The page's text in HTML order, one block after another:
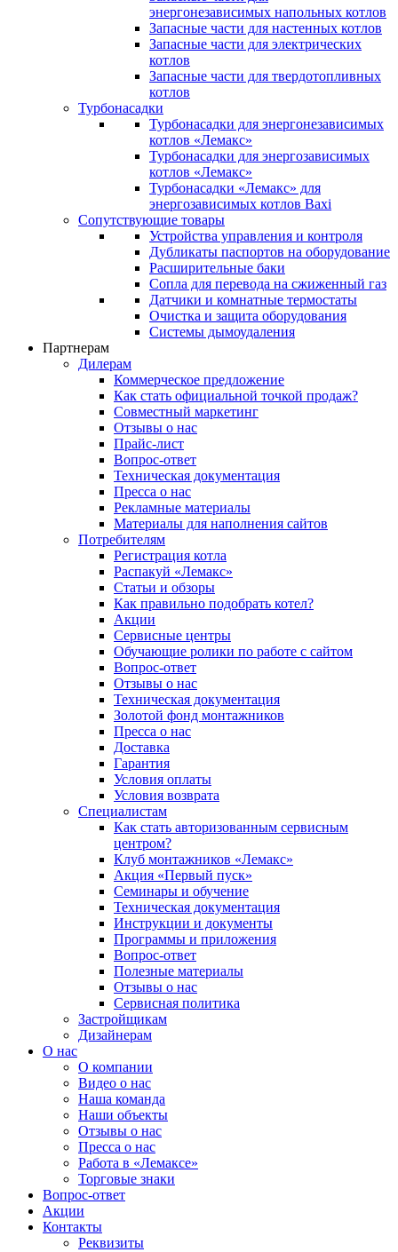
энергонезависимых напольных котлов
Запасные части для настенных котлов
Запасные части для электрических
котлов
Запасные части для твердотопливных
котлов
Турбонасадки
Турбонасадки для энергонезависимых
котлов «Лемакс»
Турбонасадки для энергозависимых
котлов «Лемакс»
Турбонасадки «Лемакс» для
энергозависимых котлов Baxi
Сопутствующие товары
Устройства управления и контроля
Дубликаты паспортов на оборудование
Расширительные баки
Сопла для перевода на сжиженный газ
Датчики и комнатные термостаты
Очистка и защита оборудования
Системы дымоудаления
Партнерам
Дилерам
Коммерческое предложение
Как стать официальной точкой продаж?
Совместный маркетинг
Отзывы о нас
Прайс-лист
Вопрос-ответ
Техническая документация
Пресса о нас
Рекламные материалы
Материалы для наполнения сайтов
Потребителям
Регистрация котла
Распакуй «Лемакс»
Статьи и обзоры
Как правильно подобрать котел?
Акции
Сервисные центры
Обучающие ролики по работе с сайтом
Вопрос-ответ
Отзывы о нас
Техническая документация
Золотой фонд монтажников
Пресса о нас
Доставка
Гарантия
Условия оплаты
Условия возврата
Специалистам
Как стать авторизованным сервисным
центром?
Клуб монтажников «Лемакс»
Акция «Первый пуск»
Семинары и обучение
Техническая документация
Инструкции и документы
Программы и приложения
Вопрос-ответ
Полезные материалы
Отзывы о нас
Сервисная политика
Застройщикам
Дизайнерам
О нас
О компании
Видео о нас
Наша команда
Наши объекты
Отзывы о нас
Пресса о нас
Работа в «Лемаксе»
Торговые знаки
Вопрос-ответ
Акции
Контакты
Реквизиты